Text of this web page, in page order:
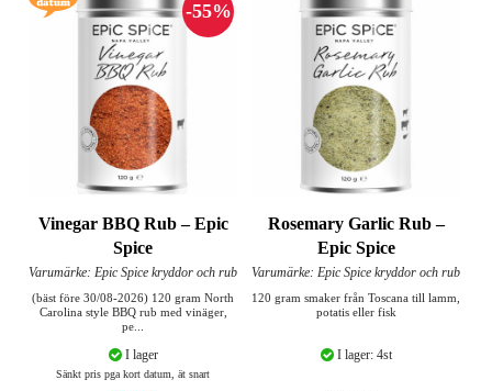
Vinegar BBQ Rub – Epic
Spice
Varumärke: Epic Spice kryddor och rub
(bäst före 30/08-2026) 120 gram North
Carolina style BBQ rub med vinäger,
pe...
I lager
Sänkt pris pga kort datum, ät snart
Rosemary Garlic Rub –
Epic Spice
Varumärke: Epic Spice kryddor och rub
120 gram smaker från Toscana till lamm,
potatis eller fisk
I lager: 4st